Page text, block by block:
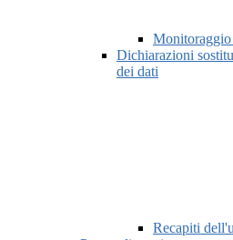
Dichiarazioni
dei dati
Recapiti